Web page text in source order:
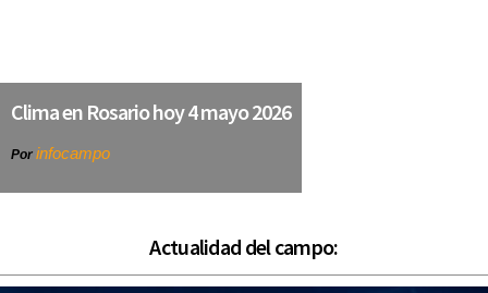
Clima en Rosario hoy 4 mayo 2026
Por infocampo
Actualidad del campo: